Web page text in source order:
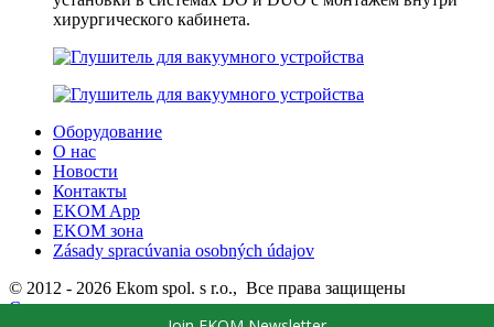
хирургического кабинета.
Оборудование
О нас
Новости
Контакты
EKOM App
EKOM зона
Zásady spracúvania osobných údajov
© 2012 - 2026 Ekom spol. s r.o., Все права защищены
Связаться с нами